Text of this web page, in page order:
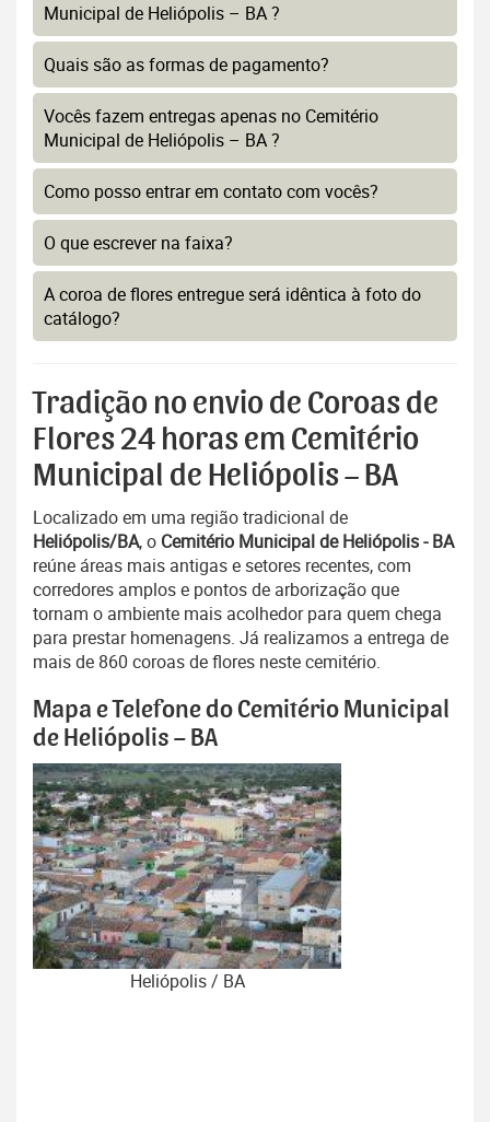
Municipal de Heliópolis – BA ?
Quais são as formas de pagamento?
Vocês fazem entregas apenas no Cemitério
Municipal de Heliópolis – BA ?
Como posso entrar em contato com vocês?
O que escrever na faixa?
A coroa de flores entregue será idêntica à foto do
catálogo?
Tradição no envio de Coroas de
Flores 24 horas em Cemitério
Municipal de Heliópolis – BA
Localizado em uma região tradicional de
Heliópolis/BA, o Cemitério Municipal de Heliópolis - BA
reúne áreas mais antigas e setores recentes, com
corredores amplos e pontos de arborização que
tornam o ambiente mais acolhedor para quem chega
para prestar homenagens. Já realizamos a entrega de
mais de 860 coroas de flores neste cemitério.
Mapa e Telefone do Cemitério Municipal
de Heliópolis – BA
Heliópolis / BA